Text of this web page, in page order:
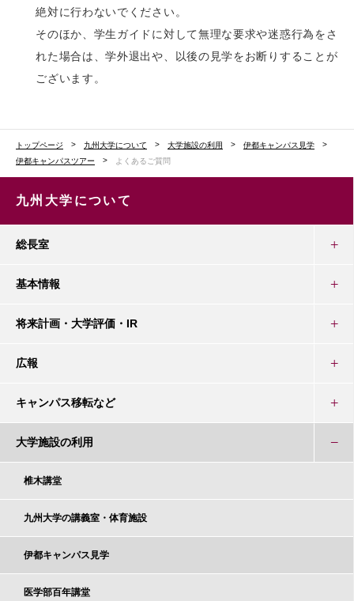
絶対に行わないでください。
そのほか、学生ガイドに対して無理な要求や迷惑行為をさ
れた場合は、学外退出や、以後の見学をお断りすることが
ございます。
トップページ 九州大学について 大学施設の利用
伊都キャンパス見学
伊都キャンパスツアー
よくあるご質問
九州大学について
総長室
基本情報
将来計画・大学評価・IR
広報
キャンパス移転など
大学施設の利用
椎木講堂
九州大学の講義室・体育施設
伊都キャンパス見学
医学部百年講堂